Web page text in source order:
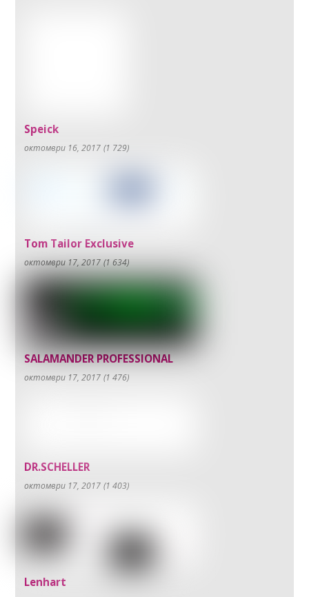
Speick
октомври 16, 2017 (1 729)
Tom Tailor Exclusive
октомври 17, 2017 (1 634)
SALAMANDER PROFESSIONAL
октомври 17, 2017 (1 476)
DR.SCHELLER
октомври 17, 2017 (1 403)
Lenhart